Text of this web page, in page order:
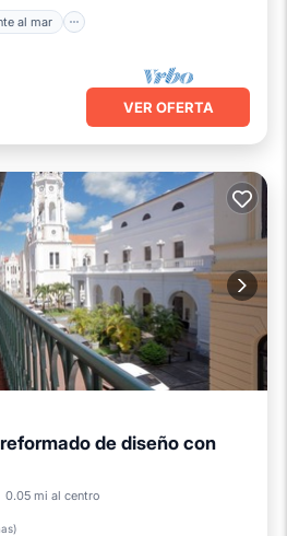
al mar
VER OFERTA
de diseño con
0.05 mi al centro
)
Piscina